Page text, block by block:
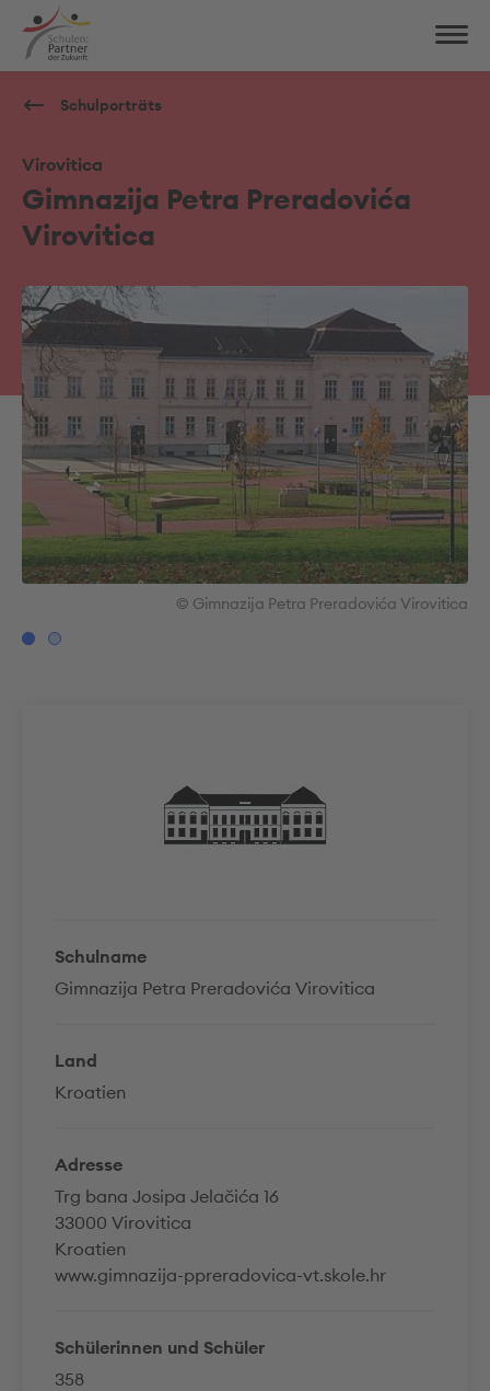
Schulporträts
Virovitica
Gimnazija Petra Preradovića
Virovitica
Schulname
Gimnazija Petra Preradovića Virovitica
Land
Kroatien
Adresse
Trg bana Josipa Jelačića 16
33000 Virovitica
Kroatien
www.gimnazija-ppreradovica-vt.skole.hr
Schülerinnen und Schüler
358
© Gimnazija Petra Preradovića Virovitica